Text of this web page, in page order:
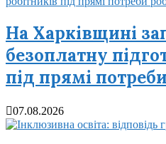
На Харківщині
безоплатну
під прямі
07.08.2026